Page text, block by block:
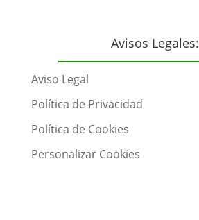
Avisos Legales:
Aviso Legal
Política de Privacidad
Política de Cookies
Personalizar Cookies